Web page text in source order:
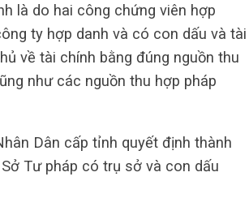
là do hai công chứng viên hợp
ty hợp danh và có con dấu và tài
về tài chính bằng đúng nguồn thu
như các nguồn thu hợp pháp
Dân cấp tỉnh quyết định thành
Tư pháp có trụ sở và con dấu